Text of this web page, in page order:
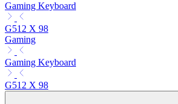
Gaming Keyboard
G512 X 98
Gaming
Gaming Keyboard
G512 X 98